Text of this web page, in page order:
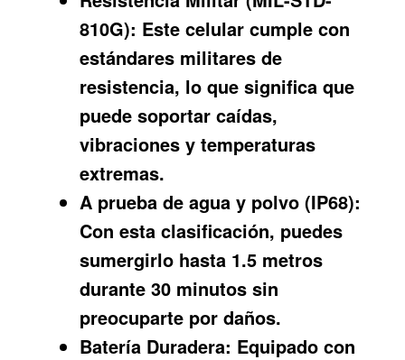
810G): Este celular cumple con
estándares militares de
resistencia, lo que significa que
puede soportar caídas,
vibraciones y temperaturas
extremas.
A prueba de agua y polvo (IP68):
Con esta clasificación, puedes
sumergirlo hasta 1.5 metros
durante 30 minutos sin
preocuparte por daños.
Batería Duradera: Equipado con